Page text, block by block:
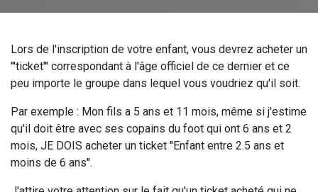
Lors de l'inscription de votre enfant, vous devrez acheter un
'''ticket''' correspondant à l'âge officiel de ce dernier et ce
peu importe le groupe dans lequel vous voudriez qu'il soit.
Par exemple : Mon fils a 5 ans et 11 mois, même si j'estime
qu'il doit être avec ses copains du foot qui ont 6 ans et 2
mois, JE DOIS acheter un ticket ''Enfant entre 2.5 ans et
moins de 6 ans''.